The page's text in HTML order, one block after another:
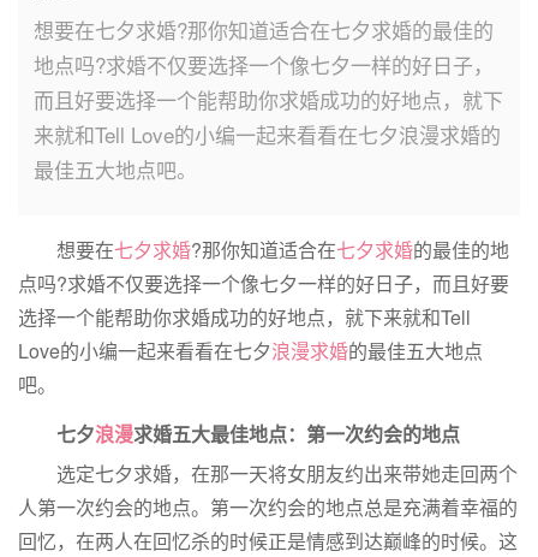
想要在七夕求婚?那你知道适合在七夕求婚的最佳的
地点吗?求婚不仅要选择一个像七夕一样的好日子，
而且好要选择一个能帮助你求婚成功的好地点，就下
来就和Tell Love的小编一起来看看在七夕浪漫求婚的
最佳五大地点吧。
想要在七夕求婚?那你知道适合在七夕求婚的最佳的地
点吗?求婚不仅要选择一个像七夕一样的好日子，而且好要
选择一个能帮助你求婚成功的好地点，就下来就和Tell
Love的小编一起来看看在七夕浪漫求婚的最佳五大地点
吧。
七夕浪漫求婚五大最佳地点：第一次约会的地点
选定七夕求婚，在那一天将女朋友约出来带她走回两个
人第一次约会的地点。第一次约会的地点总是充满着幸福的
回忆，在两人在回忆杀的时候正是情感到达巅峰的时候。这